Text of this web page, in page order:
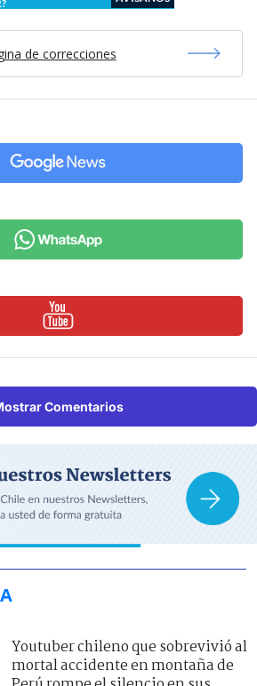
de correcciones
Comentarios
Youtuber chileno que sobrevivió al
mortal accidente en montaña de